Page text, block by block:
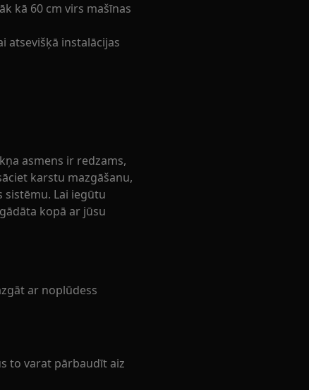
kā 60 cm virs mašīnas
atsevišķā instalācijas
asmens ir redzams,
karstu mazgāšanu,
sistēmu. Lai iegūtu
kopā ar jūsu
ar noplūdess
to varat pārbaudīt aiz